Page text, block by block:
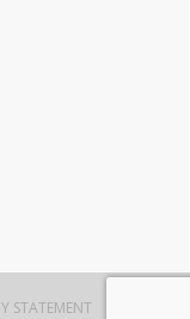
STATEMENT